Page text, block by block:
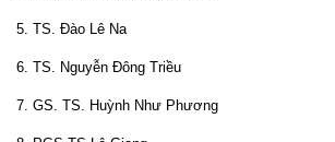
5. TS. Đào Lê Na
6. TS. Nguyễn Đông Triều
7. GS. TS. Huỳnh Như Phương